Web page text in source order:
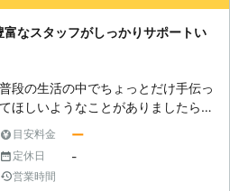
し 何人でも手配します
要はないけど心配 →定期的に掃除+料
理+αで生活にメリハリを →定期訪問
する事で安心できます 話し相手に
なります イキイキとします
★★★★★★★★★★★★★★★
事代行サービス、行っております
きない……」 「長期家をあけなくては
ならなくなった」 こんなとき、ちょ
っとした手伝いが必要に感じたことは
ありませんか？ 高齢の親御さまの声
かけや、ペットのお世話、お庭の掃除
なスタッフがしっかりサポートい
普段の生活の中でちょっとだけ手伝っ
てほしいようなことがありましたら、
便利屋助け隊にお気軽にご連絡くださ
い。 私どもではお客様が困っている
ことをしっかりとサポートできるサー
ビスを提供しております。 意外と大
目安料金 ー
定休日 -
営業時間